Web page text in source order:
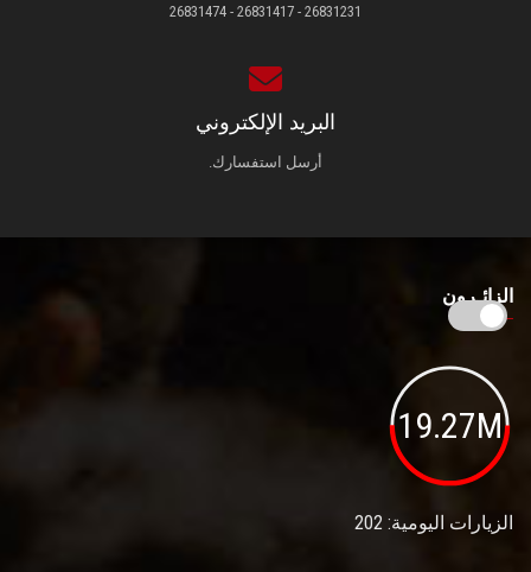
26831231 - 26831417 - 26831474
البريد الإلكتروني
أرسل استفسارك.
الزائـرون
19.27M
الزيارات اليومية: 202